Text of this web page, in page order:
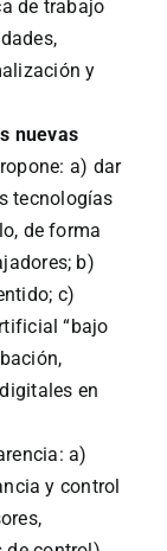
de trabajo
y
nuevas
a) dar
tecnologías
de forma
b)
c)
“bajo
en
a)
y control